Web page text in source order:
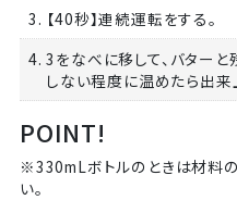
3. 【40秒】連続運転をする。
4. 3をなべに移して、バター
しない程度に温めたら出来
POINT!
※330mLボトルのときは材料
い。